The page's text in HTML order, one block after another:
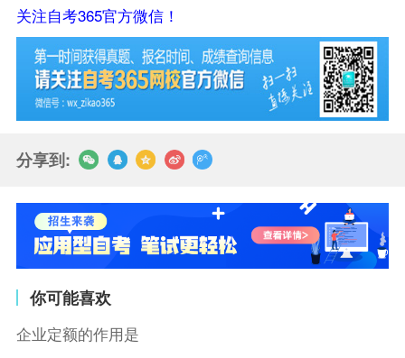
关注自考365官方微信！
分享到:
你可能喜欢
企业定额的作用是